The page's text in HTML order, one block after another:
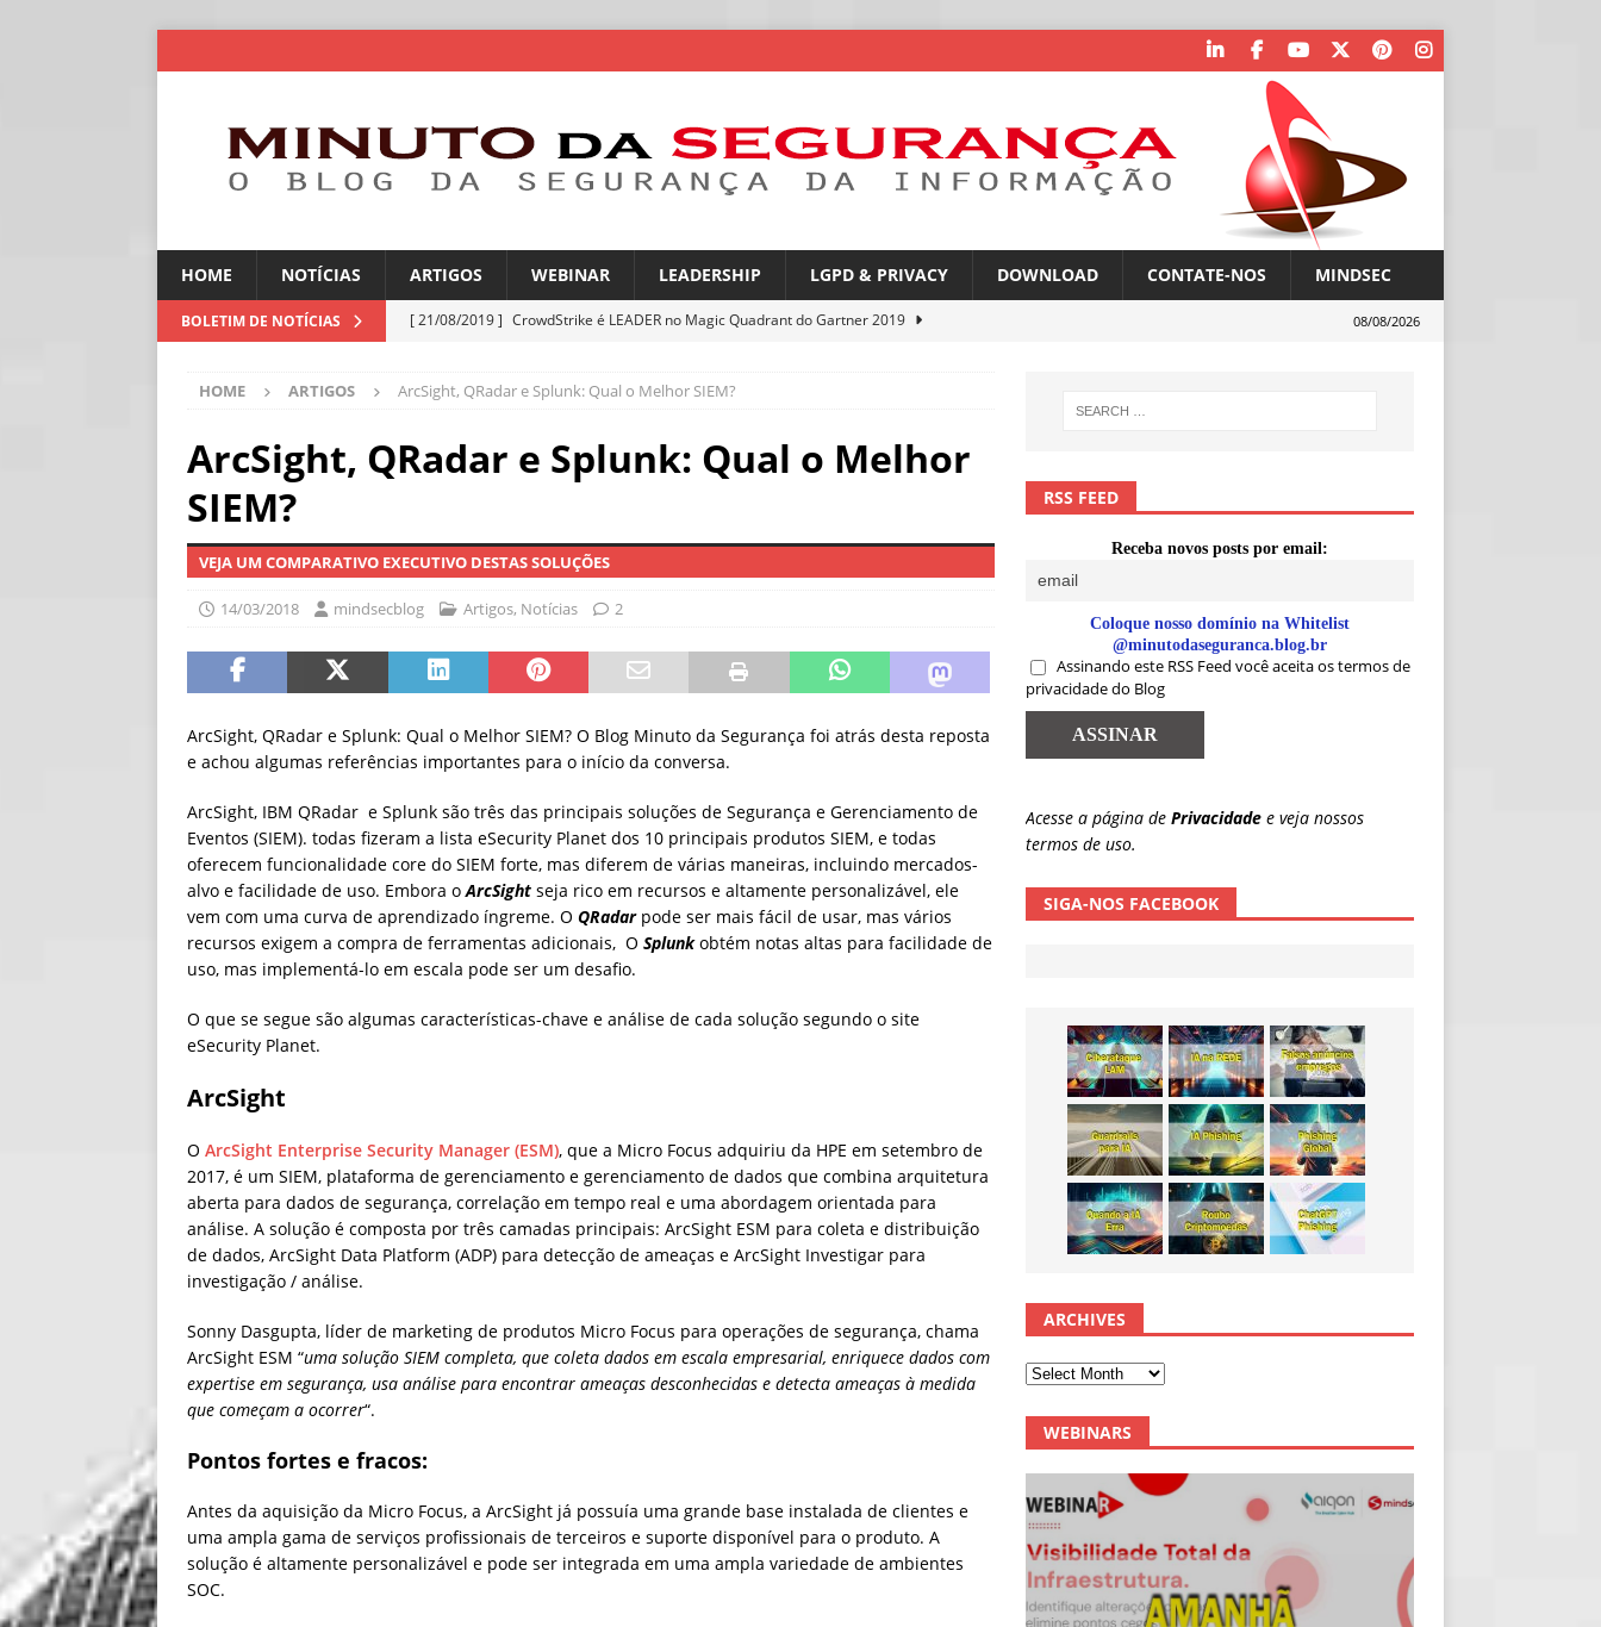
HOME NOTÍCIAS ARTIGOS WEBINAR LEADERSHIP LGPD & PRIVACY DOWNLOAD CONTATE-NOS MINDSEC
BOLETIM DE NOTÍCIAS [ 21/08/2019 ] CrowdStrike é LEADER no Magic Quadrant do Gartner 2019
[ 06/08/2026 ] América Latina é a segunda região mais exposta a ciberameaças
industriais
NOTÍCIAS
IA amplia desafio de segurança e governança nas redes corporativas
[ 06/08/2026 ] Falsas promessas de emprego na Meta, Disney, Coca-Cola e Spotify
NOTÍCIAS
[ 06/08/2026 ]
IA eleva taxa de sucesso de phishing para 54% NOTÍCIAS
08/08/2026
HOME ARTIGOS ArcSight, QRadar e Splunk: Qual o Melhor SIEM?
ArcSight, QRadar e Splunk: Qual o Melhor
SIEM?
VEJA UM COMPARATIVO EXECUTIVO DESTAS SOLUÇÕES
14/03/2018 mindsecblog Artigos, Notícias 2
ArcSight, QRadar e Splunk: Qual o Melhor SIEM? O Blog Minuto da Segurança foi atrás desta reposta
e achou algumas referências importantes para o início da conversa.
ArcSight, IBM QRadar e Splunk são três das principais soluções de Segurança e Gerenciamento de
Eventos (SIEM). todas fizeram a lista eSecurity Planet dos 10 principais produtos SIEM, e todas
oferecem funcionalidade core do SIEM forte, mas diferem de várias maneiras, incluindo mercados-
alvo e facilidade de uso. Embora oArcSight seja rico em recursos e altamente personalizável, ele
vem com uma curva de aprendizado íngreme. O QRadarpode ser mais fácil de usar, mas vários
recursos exigem a compra de ferramentas adicionais, O Splunkobtém notas altas para facilidade de
uso, mas implementá-lo em escala pode ser um desafio.
O que se segue são algumas características-chave e análise de cada solução segundo o site
eSecurity Planet.
ArcSight
O ArcSight Enterprise Security Manager (ESM), que a Micro Focus adquiriu da HPE em setembro de
2017, é um SIEM, plataforma de gerenciamento e gerenciamento de dados que combina arquitetura
aberta para dados de segurança, correlação em tempo real e uma abordagem orientada para
análise. A solução é composta por três camadas principais: ArcSight ESM para coleta e distribuição
de dados, ArcSight Data Platform (ADP) para detecção de ameaças e ArcSight Investigar para
investigação / análise.
Sonny Dasgupta, líder de marketing de produtos Micro Focus para operações de segurança, chama
ArcSight ESM “uma solução SIEM completa, que coleta dados em escala empresarial, enriquece dados com
expertise em segurança, usa análise para encontrar ameaças desconhecidas e detecta ameaças à medida
que começam a ocorrer“.
Pontos fortes e fracos:
Antes da aquisição da Micro Focus, a ArcSight já possuía uma grande base instalada de clientes e
uma ampla gama de serviços profissionais de terceiros e suporte disponível para o produto. A
solução é altamente personalizável e pode ser integrada em uma ampla variedade de ambientes
SOC.
RSS FEED
Receba novos posts por email:
Coloque nosso domínio na Whitelist
@minutodaseguranca.blog.br
Assinando este RSS Feed você aceita os termos de
privacidade do Blog
Acesse a página de Privacidade e veja nossos
termos de uso.
SIGA-NOS FACEBOOK
ARCHIVES
WEBINARS